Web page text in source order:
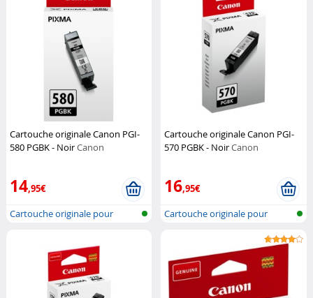
Cartouche originale Canon PGI-
580 PGBK - NoirCanon
14,95€
Cartouche originale pour
Cartouche originale Canon PGI-
570 PGBK - NoirCanon
16,95€
Cartouche originale pour